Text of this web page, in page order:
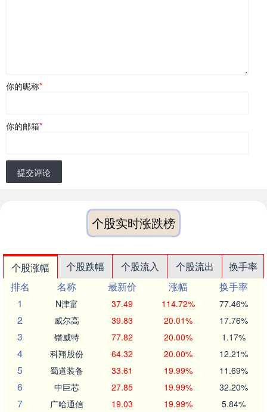
你的昵称*
你的邮箱*
提交评论
个股实时涨跌榜
个股涨幅 个股跌幅 个股流入 个股流出
换手率
排名
名称 最新价 涨幅
换手率
1
N津富 37.49 114.72% 77.46%
2 威尔高 39.83 20.01% 17.76%
3 锴威特 77.82 20.00% 1.17%
4 科翔股份 64.32 20.00% 12.21%
5 蜀道装备 33.61 19.99% 11.69%
6 中巨芯 27.85 19.99% 32.20%
7 广哈通信 19.03 19.99% 5.84%